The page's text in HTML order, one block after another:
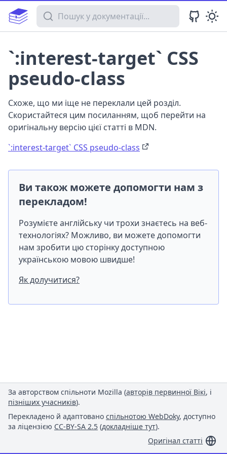
Пошук у документації
`:interest-target` CSS
pseudo-class
Схоже, що ми іще не переклали цей розділ.
Скористайтеся цим посиланням, щоб перейти на
оригінальну версію цієї статті в MDN.
`:interest-target` CSS pseudo-class
Ви також можете допомогти нам з
перекладом!
Розумієте англійську чи трохи знаєтесь на веб-
технологіях? Можливо, ви можете допомогти
нам зробити цю сторінку доступною
українською мовою швидше!
Як долучитися?
За авторством спільноти Mozilla (авторів первинної Вікі, і
пізніших учасників).
Перекладено й адаптовано спільнотою WebDoky, доступно
за ліцензією CC-BY-SA 2.5 (докладніше тут).
Оригінал статті